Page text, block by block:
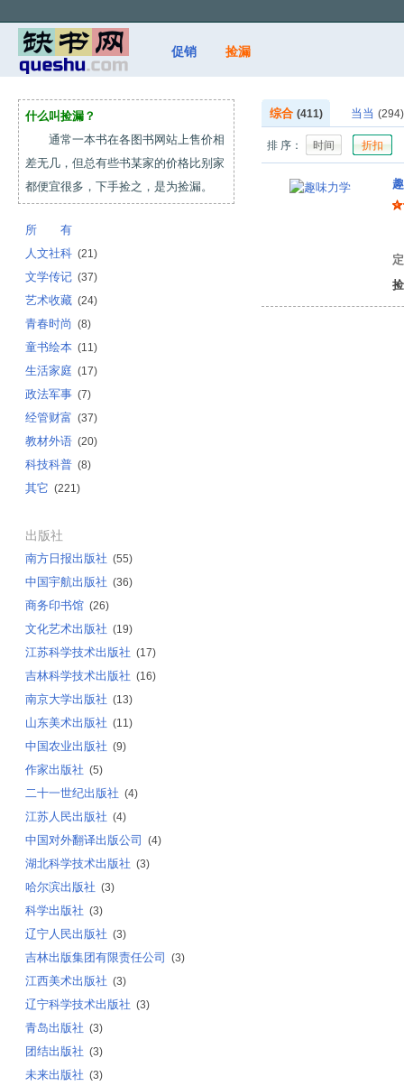
促销 捡漏
什么叫捡漏？
通常一本书在各图书网站上售价相
差无几，但总有些书某家的价格比别家
都便宜很多，下手捡之，是为捡漏。
所 有
人文社科 (21)
文学传记 (37)
艺术收藏 (24)
青春时尚 (8)
童书绘本 (11)
生活家庭 (17)
政法军事 (7)
经管财富 (37)
教材外语 (20)
科技科普 (8)
其它 (221)
出版社
南方日报出版社 (55)
中国宇航出版社 (36)
商务印书馆 (26)
文化艺术出版社 (19)
江苏科学技术出版社 (17)
吉林科学技术出版社 (16)
南京大学出版社 (13)
山东美术出版社 (11)
中国农业出版社 (9)
作家出版社 (5)
二十一世纪出版社 (4)
江苏人民出版社 (4)
中国对外翻译出版公司 (4)
湖北科学技术出版社 (3)
哈尔滨出版社 (3)
科学出版社 (3)
辽宁人民出版社 (3)
吉林出版集团有限责任公司 (3)
江西美术出版社 (3)
辽宁科学技术出版社 (3)
青岛出版社 (3)
团结出版社 (3)
未来出版社 (3)
综合 (411) 当当 (294)
排 序： 时间 折扣